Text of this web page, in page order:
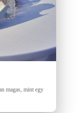
magas, mint egy